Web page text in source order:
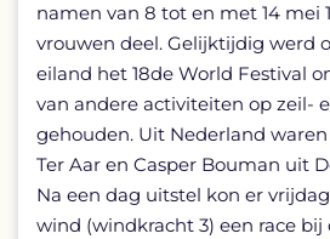
namen van 8 tot en met 14 mei
vrouwen deel. Gelijktijdig werd
eiland het 18de World Festival
van andere activiteiten op zeil-
gehouden. Uit Nederland
Ter Aar en Casper Bouman uit
Na een dag uitstel kon er vrijdag
wind (windkracht 3) een race